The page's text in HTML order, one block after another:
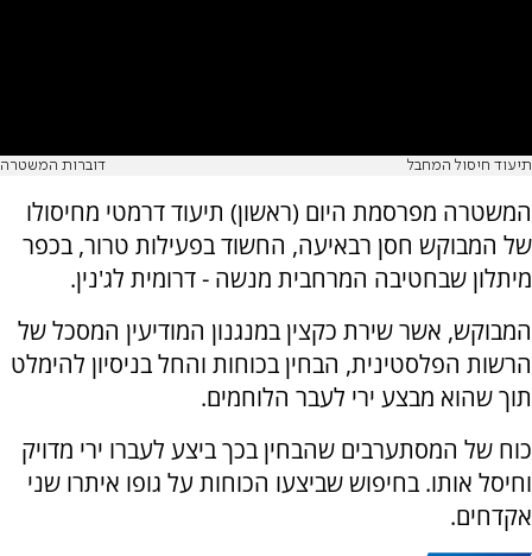
תיעוד חיסול המחבל דוברות המשטרה
המשטרה מפרסמת היום (ראשון) תיעוד דרמטי מחיסולו
של המבוקש חסן רבאיעה, החשוד בפעילות טרור, בכפר
מיתלון שבחטיבה המרחבית מנשה - דרומית לג'נין.
המבוקש, אשר שירת כקצין במנגנון המודיעין המסכל של
הרשות הפלסטינית, הבחין בכוחות והחל בניסיון להימלט
תוך שהוא מבצע ירי לעבר הלוחמים.
כוח של המסתערבים שהבחין בכך ביצע לעברו ירי מדויק
וחיסל אותו. בחיפוש שביצעו הכוחות על גופו איתרו שני
אקדחים.